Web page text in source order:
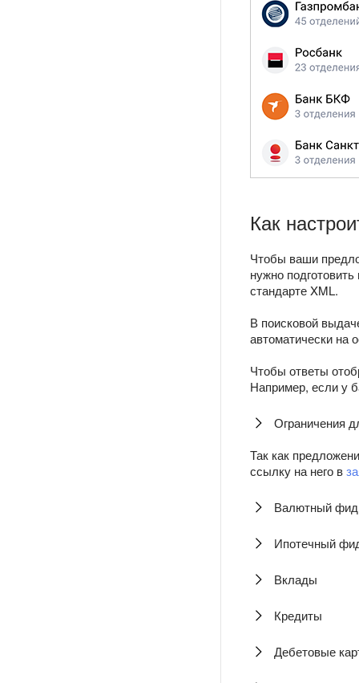
Как
Чтобы ваши
нужно
стандарте XML.
В поисковой
автоматически на
Чтобы ответы
Например, если у
Ограничения
Так как
ссылку на него в
Валютный фид
Ипотечный
Вклады
Кредиты
Дебетовые